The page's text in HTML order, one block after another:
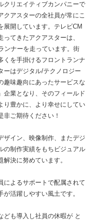
クリエイティブカンパニーで
クアスターの全社員が常にこ
展開しています。テレビCM
てきたアクアスターは、
ンナーを走っています。街
くを手掛けるフロントランナ
ーはデジタル/テクノロジー
趣味趣向にあったサービスな
企業となり、そのフィールド
り豊かに、より幸せにしてい
非ご期待ください！
ザイン、映像制作、またデジ
の制作実績をもちビジュアル
決に努めています。
によるサポートで配属されて
活躍しやすい風土です。
ども導入し社員の休暇が と